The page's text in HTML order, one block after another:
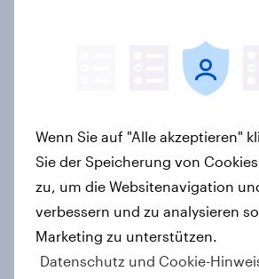
Debt, Savings &
2026 – Deutschland
YouGov Sonntagsfrage
AfD baut Vorsprung aus
Zustimmung für
sinkt weiter
Artikel
Wenn Sie auf "Alle akzeptieren"
Sie der Speicherung von
zu, um die Websitenavigation
verbessern und zu analysieren
Marketing zu unterstützen.
Datenschutz und Cookie-